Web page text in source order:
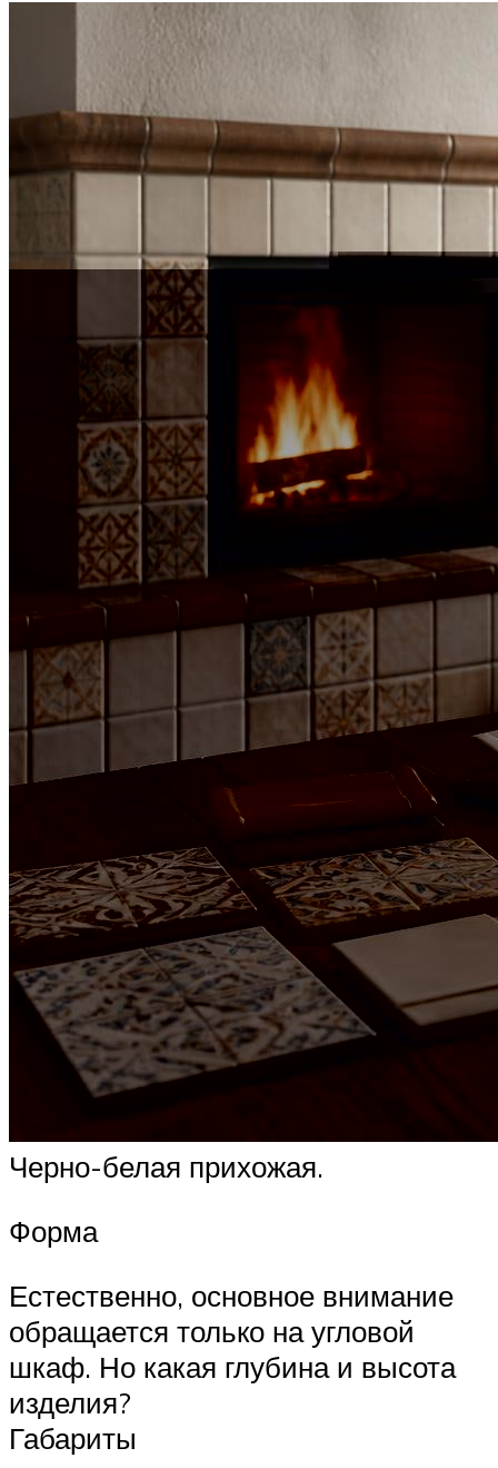
Черно-белая прихожая.
Форма
Естественно, основное внимание
обращается только на угловой
шкаф. Но какая глубина и высота
изделия?
Габариты